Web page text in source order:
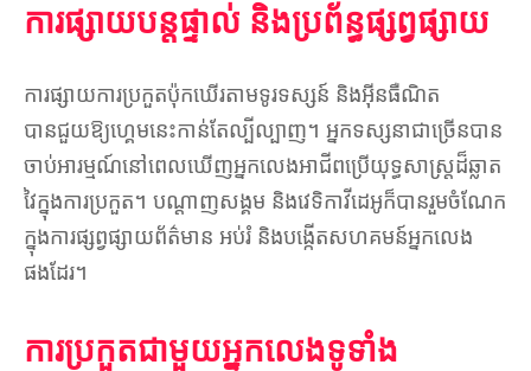
ការផ្សាយបន្តផ្ទាល់ និងប្រព័ន្ធផ្សព្វផ្សាយ
ការផ្សាយការប្រកួតប៉ុកឃើរតាមទូរទស្សន៍ និងអ៊ីនធឺណិត
បានជួយឱ្យហ្គេមនេះកាន់តែល្បីល្បាញ។ អ្នកទស្សនាជាច្រើនបាន
ចាប់អារម្មណ៍នៅពេលឃើញអ្នកលេងអាជីពប្រើយុទ្ធសាស្ត្រដ៏ឆ្លាត
វៃក្នុងការប្រកួត។ បណ្តាញសង្គម និងវេទិកាវីដេអូក៏បានរួមចំណែក
ក្នុងការផ្សព្វផ្សាយព័ត៌មាន អប់រំ និងបង្កើតសហគមន៍អ្នកលេង
ផងដែរ។
ការប្រកួតជាមួយអ្នកលេងទូទាំង